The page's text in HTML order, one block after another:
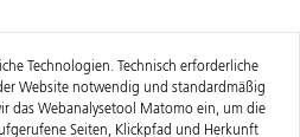
Technologien. Technisch erforderliche
Website notwendig und standardmäßig
das Webanalysetool Matomo ein, um die
Seiten, Klickpfad und Herkunft